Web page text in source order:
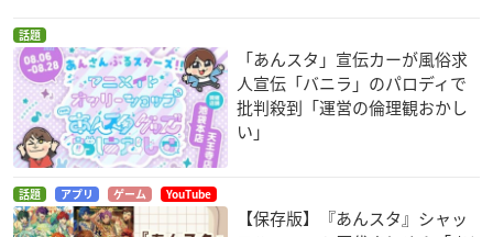
話題
「あんスタ」宣伝カーが風俗求
人宣伝「バニラ」のパロディで
批判殺到「運営の倫理観おかし
い」
話題 アプリ ゲーム YouTube
【保存版】『あんスタ』シャッ